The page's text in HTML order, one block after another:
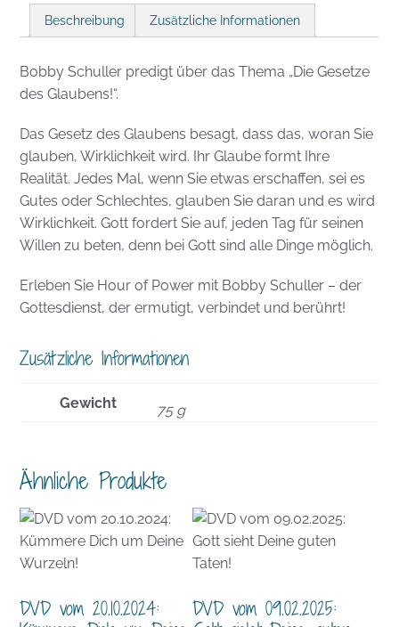
Beschreibung Zusätzliche Informationen
Bobby Schuller predigt über das Thema „Die Gesetze
des Glaubens!“.
Das Gesetz des Glaubens besagt, dass das, woran Sie
glauben, Wirklichkeit wird. Ihr Glaube formt Ihre
Realität. Jedes Mal, wenn Sie etwas erschaffen, sei es
Gutes oder Schlechtes, glauben Sie daran und es wird
Wirklichkeit. Gott fordert Sie auf, jeden Tag für seinen
Willen zu beten, denn bei Gott sind alle Dinge möglich.
Erleben Sie Hour of Power mit Bobby Schuller – der
Gottesdienst, der ermutigt, verbindet und berührt!
Zusätzliche Informationen
Gewicht 75 g
Ähnliche Produkte
DVD vom 20.10.2024:
DVD vom 09.02.2025: